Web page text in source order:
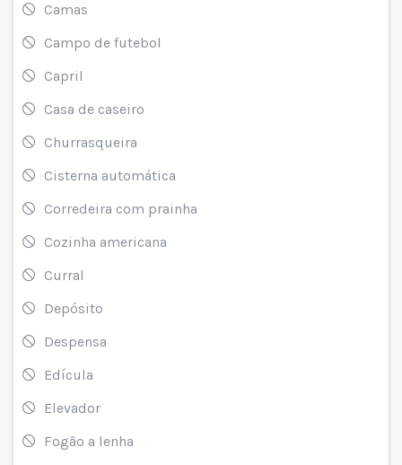
Camas
Campo de futebol
Capril
Casa de caseiro
Churrasqueira
Cisterna automática
Corredeira com prainha
Cozinha americana
Curral
Depósito
Despensa
Edícula
Elevador
Fogão a lenha